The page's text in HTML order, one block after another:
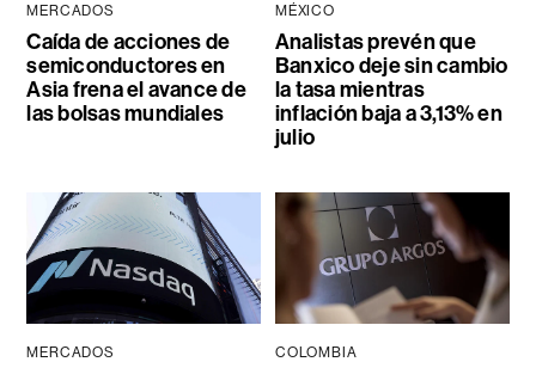
MERCADOS
Caída de acciones de
semiconductores en
Asia frena el avance de
las bolsas mundiales
MÉXICO
Analistas prevén que
Banxico deje sin cambio
la tasa mientras
inflación baja a 3,13% en
julio
MERCADOS COLOMBIA